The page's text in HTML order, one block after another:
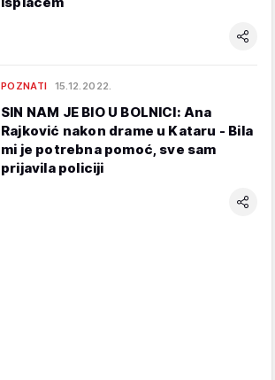
POZNATI 15.12.2022.
SIN NAM JE BIO U BOLNICI: Ana
Rajković nakon drame u Kataru - Bila
mi je potrebna pomoć, sve sam
prijavila policiji